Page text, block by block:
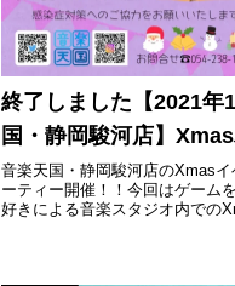
終了しました【2021年
国・静岡駿河店】
音楽天国・静岡駿河店のXmas
ーティー開催！！今回はゲーム
好きによる音楽スタジオ内での